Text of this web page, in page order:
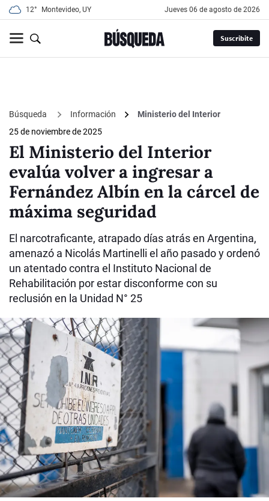
12° Montevideo, UY jueves 06 de agosto de 2026
Suscribite
Búsqueda Información
Ministerio del Interior
25 de noviembre de 2025
El Ministerio del Interior
evalúa volver a ingresar a
Fernández Albín en la cárcel de
máxima seguridad
El narcotraficante, atrapado días atrás en Argentina,
amenazó a Nicolás Martinelli el año pasado y ordenó
un atentado contra el Instituto Nacional de
Rehabilitación por estar disconforme con su
reclusión en la Unidad N° 25